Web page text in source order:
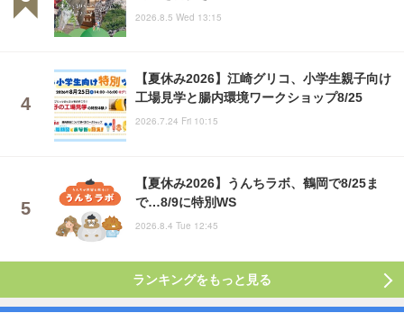
2026.8.5 Wed 13:15
【夏休み2026】江崎グリコ、小学生親子向け
工場見学と腸内環境ワークショップ8/25
2026.7.24 Fri 10:15
【夏休み2026】うんちラボ、鶴岡で8/25ま
で…8/9に特別WS
2026.8.4 Tue 12:45
ランキングをもっと見る